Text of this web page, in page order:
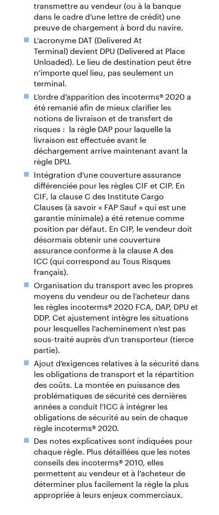
transmettre au vendeur (ou à la banque
dans le cadre d’une lettre de crédit) une
preuve de chargement à bord du navire.
L’acronyme DAT (Delivered At
Terminal) devient DPU (Delivered at Place
Unloaded). Le lieu de destination peut être
n’importe quel lieu, pas seulement un
terminal.
L’ordre d’apparition des incoterms® 2020 a
été remanié afin de mieux clarifier les
notions de livraison et de transfert de
risques : la règle DAP pour laquelle la
livraison est effectuée avant le
déchargement arrive maintenant avant la
règle DPU.
Intégration d’une couverture assurance
différenciée pour les règles CIF et CIP. En
CIF, la clause C des Institute Cargo
Clauses (à savoir « FAP Sauf » qui est une
garantie minimale) a été retenue comme
position par défaut. En CIP, le vendeur doit
désormais obtenir une couverture
assurance conforme à la clause A des
ICC (qui correspond au Tous Risques
français).
Organisation du transport avec les propres
moyens du vendeur ou de l’acheteur dans
les règles incoterms® 2020 FCA, DAP, DPU et
DDP. Cet ajustement intègre les situations
pour lesquelles l’acheminement n’est pas
sous-traité auprès d’un transporteur (tierce
partie).
Ajout d’exigences relatives à la sécurité dans
les obligations de transport et la répartition
des coûts. La montée en puissance des
problématiques de sécurité ces dernières
années a conduit l’ICC à intégrer les
obligations de sécurité au sein de chaque
règle incoterms® 2020.
Des notes explicatives sont indiquées pour
chaque règle. Plus détaillées que les notes
conseils des incoterms® 2010, elles
permettent au vendeur et à l’acheteur de
déterminer plus facilement la règle la plus
appropriée à leurs enjeux commerciaux.